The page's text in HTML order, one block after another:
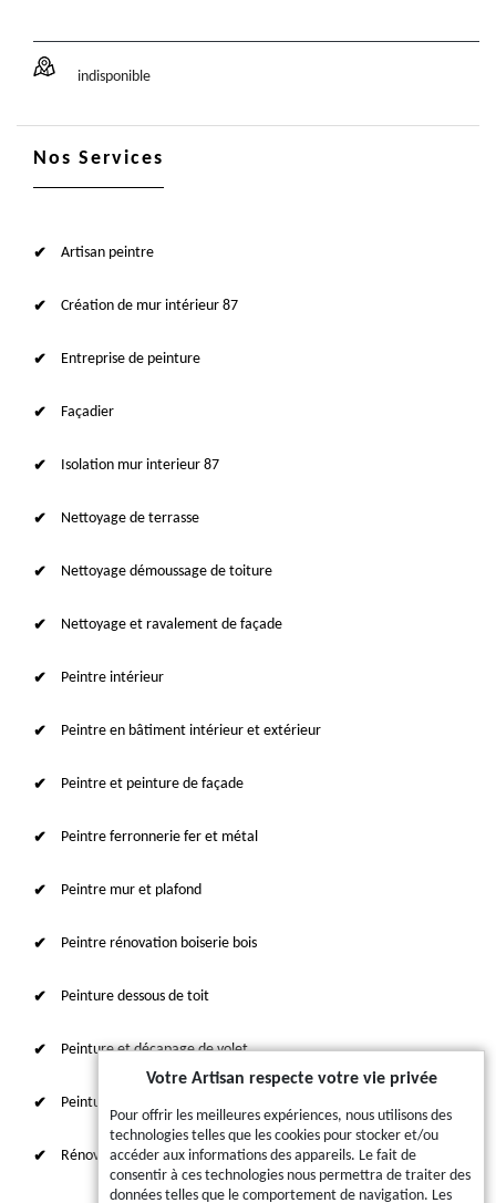
indisponible
Nos Services
Artisan peintre
Création de mur intérieur 87
Entreprise de peinture
Façadier
Isolation mur interieur 87
Nettoyage de terrasse
Nettoyage démoussage de toiture
Nettoyage et ravalement de façade
Peintre intérieur
Peintre en bâtiment intérieur et extérieur
Peintre et peinture de façade
Peintre ferronnerie fer et métal
Peintre mur et plafond
Peintre rénovation boiserie bois
Peinture dessous de toit
Peinture et décapage de volet
Peinture sur tuile et toiture
Rénovation intérieure 87
Votre Artisan respecte votre vie privée
Pour offrir les meilleures expériences, nous utilisons des
technologies telles que les cookies pour stocker et/ou
accéder aux informations des appareils. Le fait de
consentir à ces technologies nous permettra de traiter des
données telles que le comportement de navigation. Les